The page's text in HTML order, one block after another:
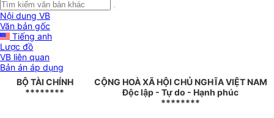
Nội dung VB
Văn bản gốc
Tiếng anh
Lược đồ
VB liên quan
Bản án áp dụng
BỘ TÀI CHÍNH
********
CỘNG HOÀ XÃ HỘI CHỦ NGHĨA VIỆT NAM
Độc lập - Tự do - Hạnh phúc
********